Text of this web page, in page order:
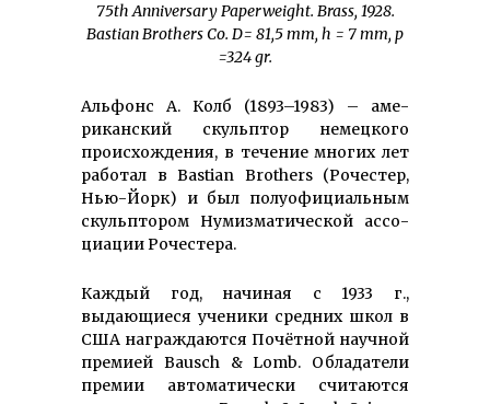
75th Anniversary Paperweight. Brass, 1928.
Bastian Brothers Co. D= 81,5 mm, h = 7mm, p
=324gr.
Альфонс А. Колб (1893–1983) – аме­
рикан­ский скульптор не­мец­кого
проис­хождения, в течение многих лет
работал в Bastian Brothers (Рочестер,
Нью-Йорк) и был полу­офи­циальным
скульп­тором Нумиз­матической ассо­
циации Рочестера.
Каждый год, начиная с 1933 г.,
выдающиеся ученики средних школ в
США наг­раж­даются Почётной научной
премией Bausch & Lomb. Обладатели
премии автоматически считаются